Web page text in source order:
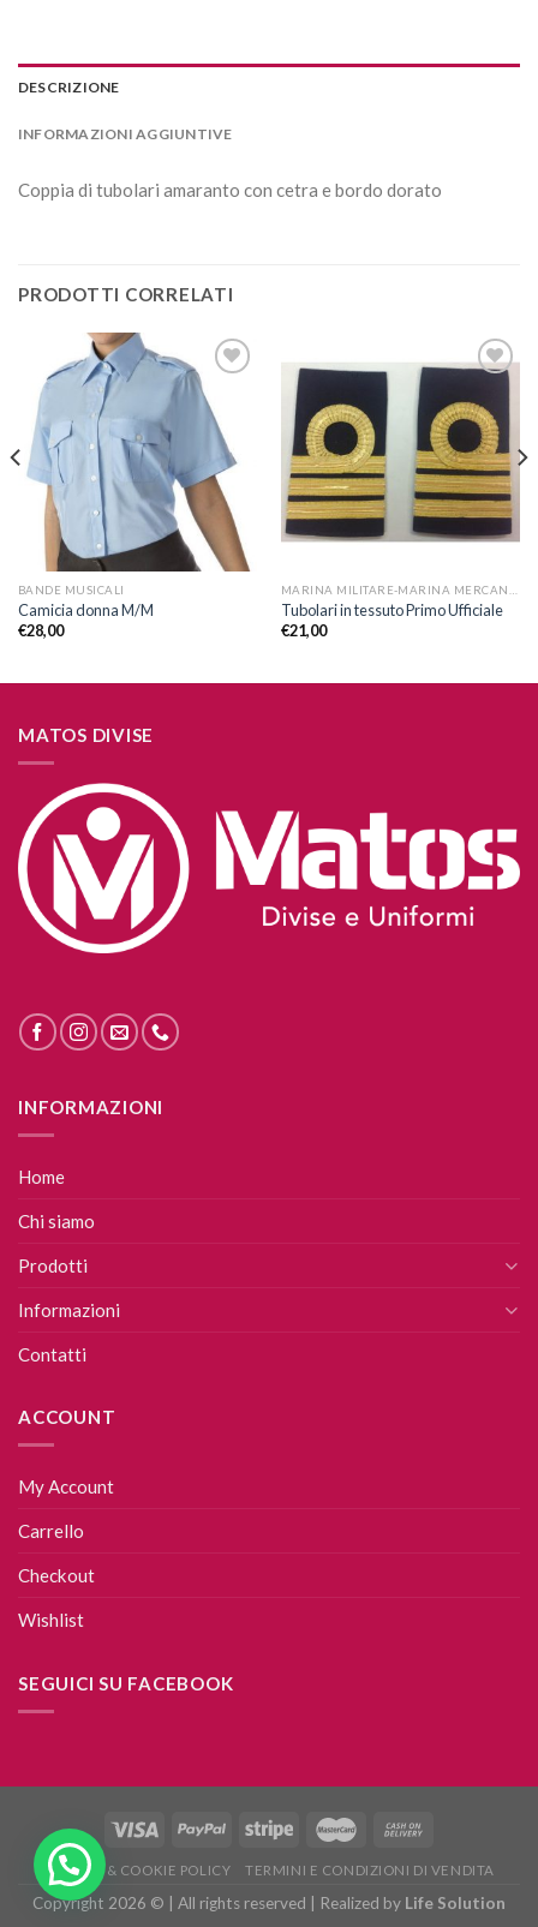
DESCRIZIONE
INFORMAZIONI AGGIUNTIVE
Coppia di tubolari amaranto con cetra e bordo dorato
PRODOTTI CORRELATI
Aggiungi
alla lista
dei
desideri
BANDE MUSICALI
Camicia donna M/M
€28,00
alla lista
dei
desideri
Tubolari in tessuto Primo Ufficiale
€21,00
MATOS DIVISE
INFORMAZIONI
Home
Chi siamo
Prodotti
Informazioni
Contatti
ACCOUNT
My Account
Carrello
Checkout
Wishlist
SEGUICI SU FACEBOOK
PRIVACY & COOKIE POLICY TERMINI E CONDIZIONI DI VENDITA
Copyright 2026 © | All rights reserved | Realized by Life Solution